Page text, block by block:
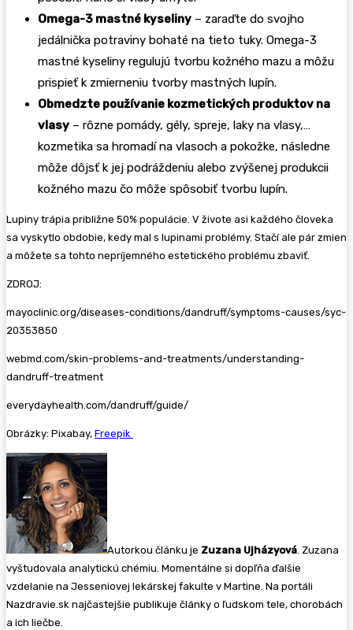
Omega-3 mastné kyseliny – zaraďte do svojho
jedálnička potraviny bohaté na tieto tuky. Omega-3
mastné kyseliny regulujú tvorbu kožného mazu a môžu
prispieť k zmierneniu tvorby mastných lupín.
Obmedzte používanie kozmetických produktov na
vlasy – rôzne pomády, gély, spreje, laky na vlasy,…
kozmetika sa hromadí na vlasoch a pokožke, následne
môže dôjsť k jej podráždeniu alebo zvýšenej produkcii
kožného mazu čo môže spôsobiť tvorbu lupín.
Lupiny trápia približne 50% populácie. V živote asi každého človeka
sa vyskytlo obdobie, kedy mal s lupinami problémy. Stačí ale pár zmien
a môžete sa tohto nepríjemného estetického problému zbaviť.
ZDROJ:
mayoclinic.org/diseases-conditions/dandruff/symptoms-causes/syc-
20353850
webmd.com/skin-problems-and-treatments/understanding-
dandruff-treatment
everydayhealth.com/dandruff/guide/
Obrázky: Pixabay, Freepik
Autorkou článku je Zuzana Ujházyová . Zuzana
vyštudovala analytickú chémiu. Momentálne si dopľňa ďalšie
vzdelanie na Jesseniovej lekárskej fakulte v Martine. Na portáli
Nazdravie.sk najčastejšie publikuje články o ľudskom tele, chorobách
a ich liečbe.